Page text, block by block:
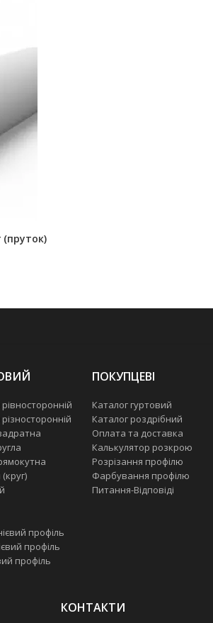
(пруток)
профіль
профіль
профіль
ПОКУПЦЕВІ
Каталог гуртовий
Каталог роздрібний
Оплата та доставка
Калькулятор розкрою
Розрізання профілю
Фарбування профілю
Питання-Відповіді
КОНТАКТИ